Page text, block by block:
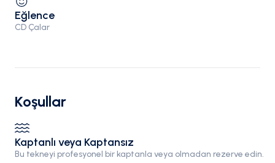
Eğlence
CD Çalar
Koşullar
Kaptanlı veya Kaptansız
Bu tekneyi profesyonel bir kaptanla veya olmadan rezerve edin.